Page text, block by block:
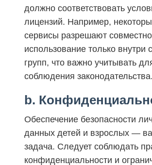
должно соответствовать
лицензий. Например,
сервисы разрешают
использование только внутри
групп, что важно учитывать
соблюдения законодательства.
b.
Обеспечение безопасности
данных детей и взрослых —
задача. Следует соблюдать
конфиденциальности и